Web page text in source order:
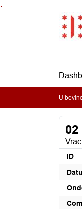
Ga naar de inhoud van
Ga naar het zoeken
Ga naar het menu
U
ID